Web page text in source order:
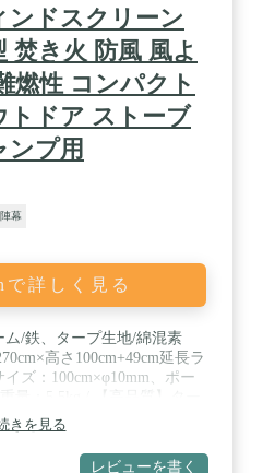
ンドスクリーン
焚き火 防風 風よ
燃性 コンパクト
トドア ストーブ
ンプ用
幕
で詳しく見る
ム/鉄、タープ生地/綿混素
高さ100cm+49cm延長ラ
ズ：100cm×φ10mm、ポー
綿混素材で作られるので、し
重厚感のある味わいが深く、
。さらに、軽くて丈夫で長持
きを見る
レビューを書く